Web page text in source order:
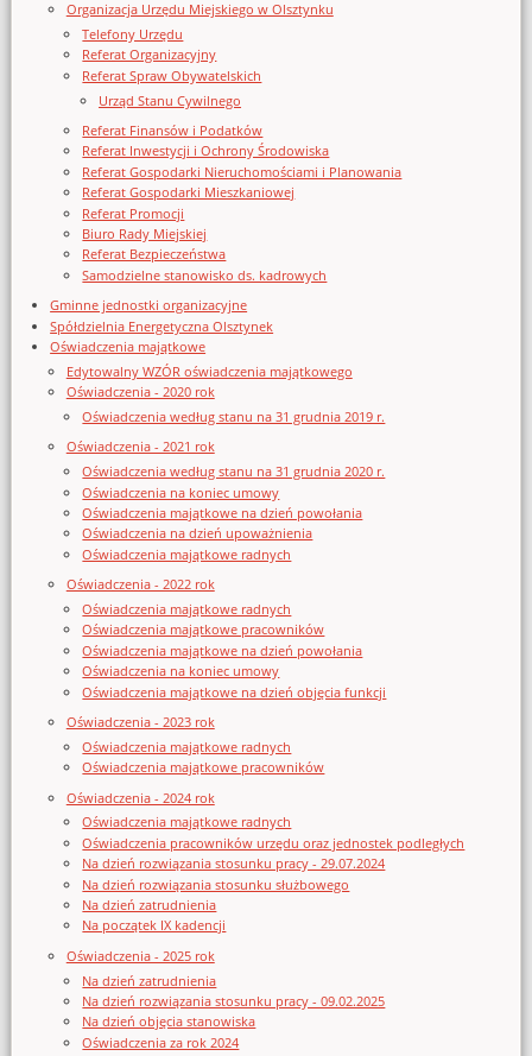
Organizacja Urzędu Miejskiego w Olsztynku
Telefony Urzędu
Referat Organizacyjny
Referat Spraw Obywatelskich
Urząd Stanu Cywilnego
Referat Finansów i Podatków
Referat Inwestycji i Ochrony Środowiska
Referat Gospodarki Nieruchomościami i Planowania
Referat Gospodarki Mieszkaniowej
Referat Promocji
Biuro Rady Miejskiej
Referat Bezpieczeństwa
Samodzielne stanowisko ds. kadrowych
Gminne jednostki organizacyjne
Spółdzielnia Energetyczna Olsztynek
Oświadczenia majątkowe
Edytowalny WZÓR oświadczenia majątkowego
Oświadczenia - 2020 rok
Oświadczenia według stanu na 31 grudnia 2019 r.
Oświadczenia - 2021 rok
Oświadczenia według stanu na 31 grudnia 2020 r.
Oświadczenia na koniec umowy
Oświadczenia majątkowe na dzień powołania
Oświadczenia na dzień upoważnienia
Oświadczenia majątkowe radnych
Oświadczenia - 2022 rok
Oświadczenia majątkowe radnych
Oświadczenia majątkowe pracowników
Oświadczenia majątkowe na dzień powołania
Oświadczenia na koniec umowy
Oświadczenia majątkowe na dzień objęcia funkcji
Oświadczenia - 2023 rok
Oświadczenia majątkowe radnych
Oświadczenia majątkowe pracowników
Oświadczenia - 2024 rok
Oświadczenia majątkowe radnych
Oświadczenia pracowników urzędu oraz jednostek podległych
Na dzień rozwiązania stosunku pracy - 29.07.2024
Na dzień rozwiązania stosunku służbowego
Na dzień zatrudnienia
Na początek IX kadencji
Oświadczenia - 2025 rok
Na dzień zatrudnienia
Na dzień rozwiązania stosunku pracy - 09.02.2025
Na dzień objęcia stanowiska
Oświadczenia za rok 2024